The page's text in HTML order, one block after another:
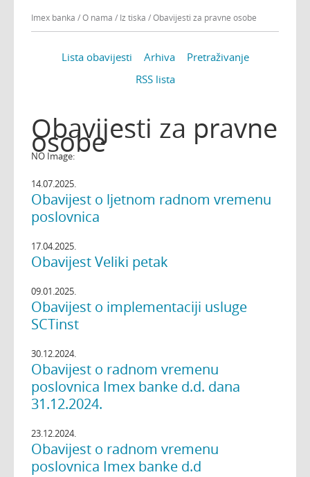
Imex banka /O nama / Iz tiska /Obavijesti za pravne osobe
Lista obavijesti Arhiva
Pretraživanje
RSS lista
Obavijesti za pravne
osobe
NO Image:
14.07.2025.
Obavijest o ljetnom radnom vremenu
poslovnica
17.04.2025.
Obavijest Veliki petak
09.01.2025.
Obavijest o implementaciji usluge
SCTinst
30.12.2024.
Obavijest o radnom vremenu
poslovnica Imex banke d.d. dana
31.12.2024.
23.12.2024.
Obavijest o radnom vremenu
poslovnica Imex banke d.d